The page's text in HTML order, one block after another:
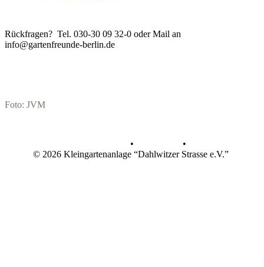
Rückfragen? Tel. 030-30 09 32-0 oder Mail an
info@gartenfreunde-berlin.de
Foto: JVM
•
•
© 2026 Kleingartenanlage “Dahlwitzer Strasse e.V.”